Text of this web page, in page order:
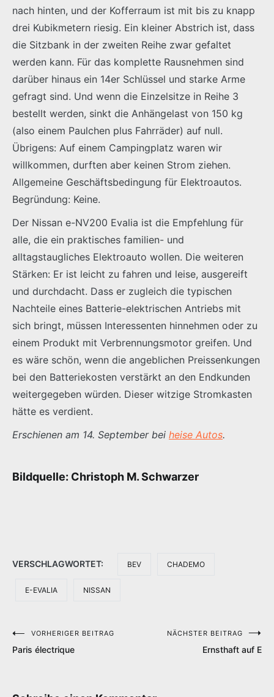
nach hinten, und der Kofferraum ist mit bis zu knapp
drei Kubikmetern riesig. Ein kleiner Abstrich ist, dass
die Sitzbank in der zweiten Reihe zwar gefaltet
werden kann. Für das komplette Rausnehmen sind
darüber hinaus ein 14er Schlüssel und starke Arme
gefragt sind. Und wenn die Einzelsitze in Reihe 3
bestellt werden, sinkt die Anhängelast von 150 kg
(also einem Paulchen plus Fahrräder) auf null.
Übrigens: Auf einem Campingplatz waren wir
willkommen, durften aber keinen Strom ziehen.
Allgemeine Geschäftsbedingung für Elektroautos.
Begründung: Keine.
Der Nissan e-NV200 Evalia ist die Empfehlung für
alle, die ein praktisches familien- und
alltagstaugliches Elektroauto wollen. Die weiteren
Stärken: Er ist leicht zu fahren und leise, ausgereift
und durchdacht. Dass er zugleich die typischen
Nachteile eines Batterie-elektrischen Antriebs mit
sich bringt, müssen Interessenten hinnehmen oder zu
einem Produkt mit Verbrennungsmotor greifen. Und
es wäre schön, wenn die angeblichen Preissenkungen
bei den Batteriekosten verstärkt an den Endkunden
weitergegeben würden. Dieser witzige Stromkasten
hätte es verdient.
Erschienen am 14. September bei heise Autos.
Bildquelle: Christoph M. Schwarzer
VERSCHLAGWORTET: BEV CHADEMO
E-EVALIA NISSAN
Beitragsnavigation
VORHERIGER BEITRAG
Paris électrique
NÄCHSTER BEITRAG
Ernsthaft auf E